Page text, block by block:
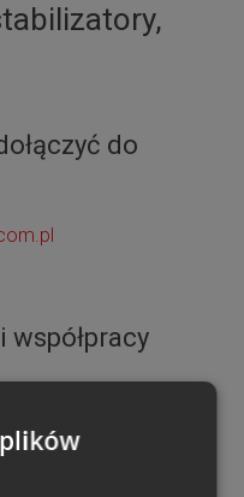
do
współpracy
do